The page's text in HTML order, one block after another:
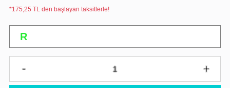
*175,25 TL den başlayan taksitlerle!